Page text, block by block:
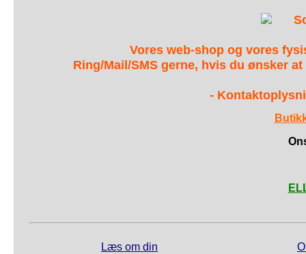
Vores web-shop og vores
Ring/Mail/SMS gerne, hvis du ønsker
-
Læs om din